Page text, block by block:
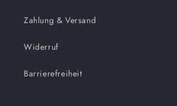
Zahlung & Versand
Widerruf
Barrierefreiheit